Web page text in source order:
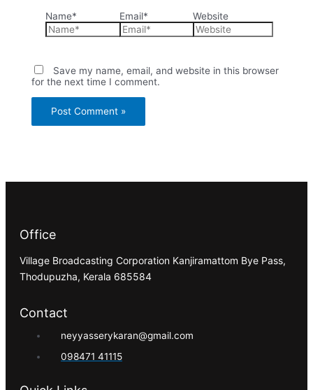
Name* Email* Website
Save my name, email, and website in this browser
for the next time I comment.
Office
Village Broadcasting Corporation Kanjiramattom Bye Pass,
Thodupuzha, Kerala 685584
Contact
neyyasserykaran@gmail.com
098471 41115